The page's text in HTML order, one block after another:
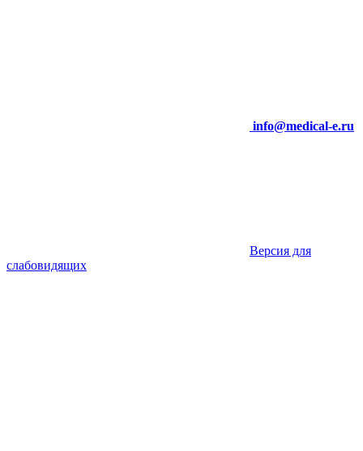
info@medical-e.ru
Версия для
слабовидящих